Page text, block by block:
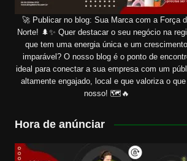
🚀 Publicar no blog: Sua Marca com a Força
Norte! 🌲✨ Quer destacar o seu negócio na
que tem uma energia única e um crescimento
imparável? O nosso blog é o ponto de
ideal para conectar a sua empresa com um
altamente engajado, local e que valoriza o
nosso! 🗺️🔥
Hora de anúnciar